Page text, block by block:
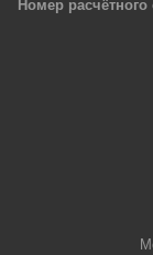
Номер расчётного